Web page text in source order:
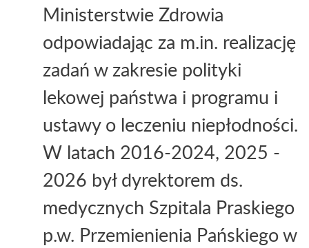
Ministerstwie Zdrowia
odpowiadając za m.in. realizację
zadań w zakresie polityki
lekowej państwa i programu i
ustawy o leczeniu niepłodności.
W latach 2016-2024, 2025 -
2026 był dyrektorem ds.
medycznych Szpitala Praskiego
p.w. Przemienienia Pańskiego w